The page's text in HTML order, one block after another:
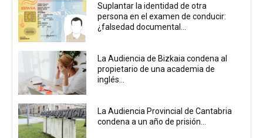
Suplantar la identidad de otra
persona en el examen de conducir:
¿falsedad documental...
La Audiencia de Bizkaia condena al
propietario de una academia de
inglés...
La Audiencia Provincial de Cantabria
condena a un año de prisión...